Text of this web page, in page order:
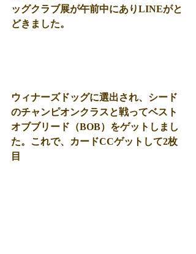
ッグクラブ展が午前中にありLINEがと
どきました。
ウィナーズドッグに選出され、シード
のチャンピオンクラスと戦ってベスト
オブブリード（BOB）をゲットしまし
た。これで、カードCCゲットして2枚
目